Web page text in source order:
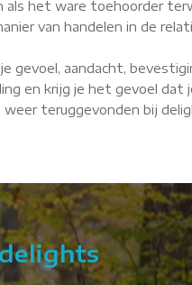
als het ware toehoorder
van handelen in de
gevoel, aandacht,
en krijg je het gevoel dat
teruggevonden bij